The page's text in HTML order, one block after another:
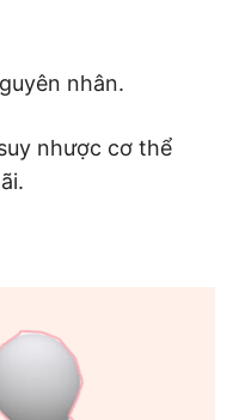
nhân.
nhược cơ thể